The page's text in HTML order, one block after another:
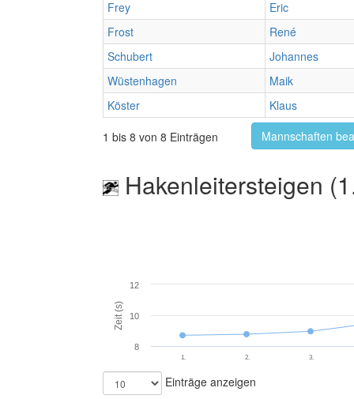
Frey
Eric
Frost
René
Schubert
Johannes
Wüstenhagen
Maik
Köster
Klaus
1 bis 8 von 8 Einträgen
Mannschaften
Hakenleitersteigen
Zeit (s)
1. 2. 3.
8
10
12
Einträge anzeigen